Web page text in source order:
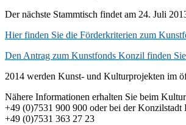
Der nächste Stammtisch findet am 24. Juli
Hier finden Sie die Förderkriterien zum
Den Antrag zum Kunstfonds Konzil finden
2014 werden Kunst- und Kulturprojekten im
Nähere Informationen erhalten Sie beim
+49 (0)7531 900 900 oder bei der Konzilstadt
+49 (0)7531 363 27 23